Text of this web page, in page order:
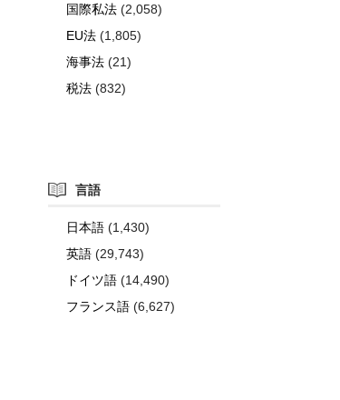
国際私法 (2,058)
EU法 (1,805)
海事法 (21)
税法 (832)
言語
日本語 (1,430)
英語 (29,743)
ドイツ語 (14,490)
フランス語 (6,627)